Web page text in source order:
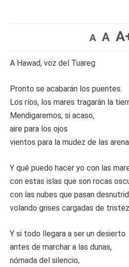
A A
A Hawad, voz del Tuareg
Pronto se acabarán los puentes.
Los ríos, los mares tragarán la
Mendigaremos, si acaso,
aire para los ojos
vientos para la mudez de las
Y qué puedo hacer yo con las
con estas islas que son rocas
con las nubes que pasan
volando grises cargadas de
Y si todo llegara a ser un desierto
antes de marchar a las dunas,
nómada del silencio,